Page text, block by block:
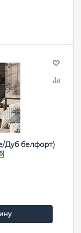
Дуб белфорт)